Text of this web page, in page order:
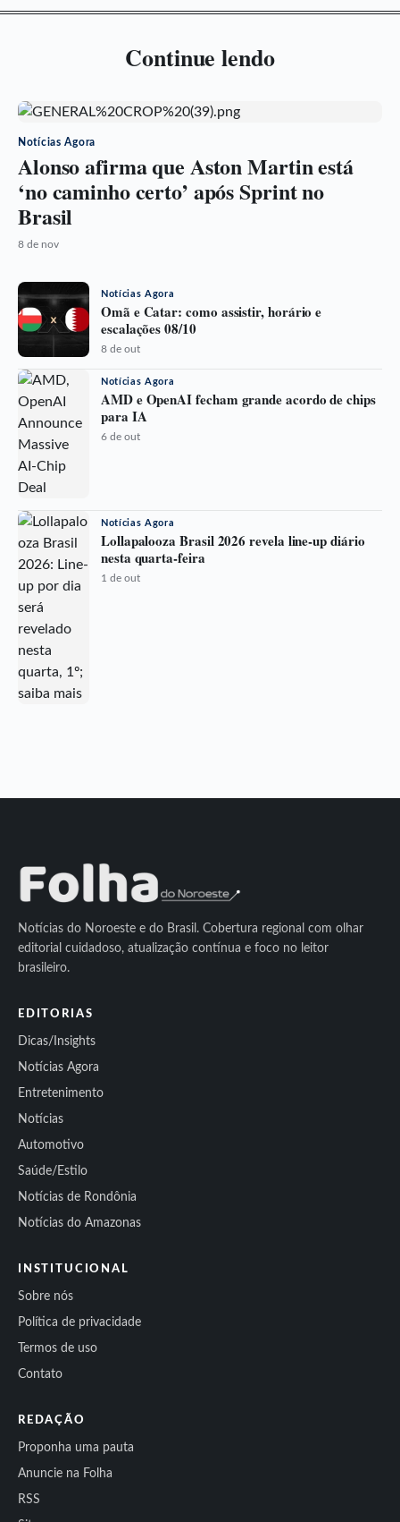
Continue lendo
Notícias Agora
Alonso afirma que Aston Martin está
‘no caminho certo’ após Sprint no
Brasil
8 de nov
Notícias Agora
Omã e Catar: como assistir, horário e
escalações 08/10
8 de out
Notícias Agora
AMD e OpenAI fecham grande acordo de chips
para IA
6 de out
Notícias Agora
Lollapalooza Brasil 2026 revela line-up diário
nesta quarta-feira
1 de out
Notícias do Noroeste e do Brasil. Cobertura regional com olhar
editorial cuidadoso, atualização contínua e foco no leitor
brasileiro.
EDITORIAS
Dicas/Insights
Notícias Agora
Entretenimento
Notícias
Automotivo
Saúde/Estilo
Notícias de Rondônia
Notícias do Amazonas
INSTITUCIONAL
Sobre nós
Política de privacidade
Termos de uso
Contato
REDAÇÃO
Proponha uma pauta
Anuncie na Folha
RSS